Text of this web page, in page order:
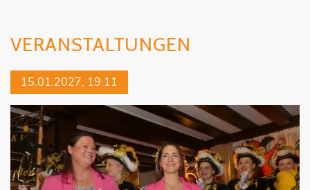
VERANSTALTUNGEN
15.01.2027, 19:11